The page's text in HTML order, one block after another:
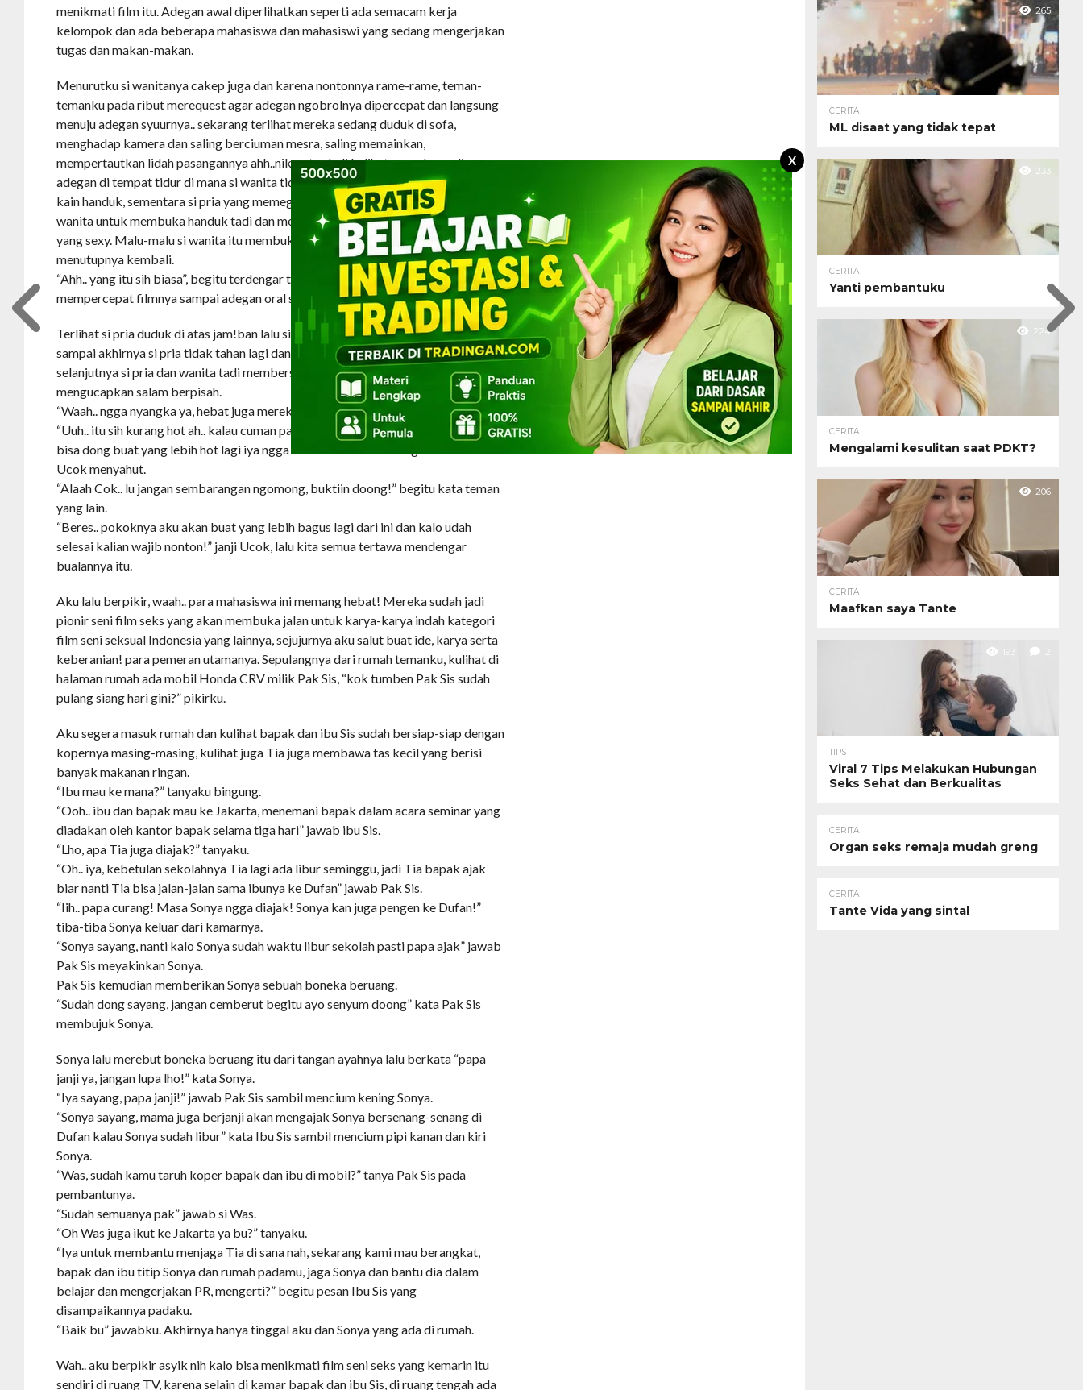
X
menikmati film itu. Adegan awal diperlihatkan seperti ada semacam kerja
kelompok dan ada beberapa mahasiswa dan mahasiswi yang sedang mengerjakan
tugas dan makan-makan.
Menurutku si wanitanya cakep juga dan karena nontonnya rame-rame, teman-
temanku pada ribut merequest agar adegan ngobrolnya dipercepat dan langsung
menuju adegan syuurnya.. sekarang terlihat mereka sedang duduk di sofa,
menghadap kamera dan saling berciuman mesra, saling memainkan,
mempertautkan lidah pasangannya ahh..nikmat sekali kelihatannya kemudian
adegan di tempat tidur di mana si wanita tidur telentang hanya di tutupi sehelai
kain handuk, sementara si pria yang memegang kamera mengatakan kepada si
wanita untuk membuka handuk tadi dan memperlihatkan kemaluan dan tubuhnya
yang sexy. Malu-malu si wanita itu membuka handuknya dan dengan cepat
menutupnya kembali.
“Ahh.. yang itu sih biasa”, begitu terdengar temanku berkata dan ia pun
mempercepat filmnya sampai adegan oral sex di kamar mandi.
Terlihat si pria duduk di atas jam!ban lalu si wanita menghisap-hisap penisnya
sampai akhirnya si pria tidak tahan lagi dan mengeluarkan spermanya lalu adegan
selanjutnya si pria dan wanita tadi membersihkan badan masing-masing dan
mengucapkan salam berpisah.
“Waah.. ngga nyangka ya, hebat juga mereka bisa buat film seperti itu” kataku.
“Uuh.. itu sih kurang hot ah.. kalau cuman pake kamera begituan, kita-kita juga
bisa dong buat yang lebih hot lagi iya ngga teman-teman!” kudengar temanku si
Ucok menyahut.
“Alaah Cok.. lu jangan sembarangan ngomong, buktiin doong!” begitu kata teman
yang lain.
“Beres.. pokoknya aku akan buat yang lebih bagus lagi dari ini dan kalo udah
selesai kalian wajib nonton!” janji Ucok, lalu kita semua tertawa mendengar
bualannya itu.
Aku lalu berpikir, waah.. para mahasiswa ini memang hebat! Mereka sudah jadi
pionir seni film seks yang akan membuka jalan untuk karya-karya indah kategori
film seni seksual Indonesia yang lainnya, sejujurnya aku salut buat ide, karya serta
keberanian! para pemeran utamanya. Sepulangnya dari rumah temanku, kulihat di
halaman rumah ada mobil Honda CRV milik Pak Sis, “kok tumben Pak Sis sudah
pulang siang hari gini?” pikirku.
Aku segera masuk rumah dan kulihat bapak dan ibu Sis sudah bersiap-siap dengan
kopernya masing-masing, kulihat juga Tia juga membawa tas kecil yang berisi
banyak makanan ringan.
“Ibu mau ke mana?” tanyaku bingung.
“Ooh.. ibu dan bapak mau ke Jakarta, menemani bapak dalam acara seminar yang
diadakan oleh kantor bapak selama tiga hari” jawab ibu Sis.
“Lho, apa Tia juga diajak?” tanyaku.
“Oh.. iya, kebetulan sekolahnya Tia lagi ada libur seminggu, jadi Tia bapak ajak
biar nanti Tia bisa jalan-jalan sama ibunya ke Dufan” jawab Pak Sis.
“Iih.. papa curang! Masa Sonya ngga diajak! Sonya kan juga pengen ke Dufan!”
tiba-tiba Sonya keluar dari kamarnya.
“Sonya sayang, nanti kalo Sonya sudah waktu libur sekolah pasti papa ajak” jawab
Pak Sis meyakinkan Sonya.
Pak Sis kemudian memberikan Sonya sebuah boneka beruang.
“Sudah dong sayang, jangan cemberut begitu ayo senyum doong” kata Pak Sis
membujuk Sonya.
Sonya lalu merebut boneka beruang itu dari tangan ayahnya lalu berkata “papa
janji ya, jangan lupa lho!” kata Sonya.
“Iya sayang, papa janji!” jawab Pak Sis sambil mencium kening Sonya.
“Sonya sayang, mama juga berjanji akan mengajak Sonya bersenang-senang di
Dufan kalau Sonya sudah libur” kata Ibu Sis sambil mencium pipi kanan dan kiri
Sonya.
“Was, sudah kamu taruh koper bapak dan ibu di mobil?” tanya Pak Sis pada
pembantunya.
“Sudah semuanya pak” jawab si Was.
“Oh Was juga ikut ke Jakarta ya bu?” tanyaku.
“Iya untuk membantu menjaga Tia di sana nah, sekarang kami mau berangkat,
bapak dan ibu titip Sonya dan rumah padamu, jaga Sonya dan bantu dia dalam
belajar dan mengerjakan PR, mengerti?” begitu pesan Ibu Sis yang
disampaikannya padaku.
“Baik bu” jawabku. Akhirnya hanya tinggal aku dan Sonya yang ada di rumah.
Wah.. aku berpikir asyik nih kalo bisa menikmati film seni seks yang kemarin itu
sendiri di ruang TV, karena selain di kamar bapak dan ibu Sis, di ruang tengah ada
265
CERITA
ML disaat yang tidak tepat
233
CERITA
Yanti pembantuku
224
CERITA
Mengalami kesulitan saat PDKT?
206
CERITA
Maafkan saya Tante
193 2
TIPS
Viral 7 Tips Melakukan Hubungan
Seks Sehat dan Berkualitas
CERITA
Organ seks remaja mudah greng
CERITA
Tante Vida yang sintal